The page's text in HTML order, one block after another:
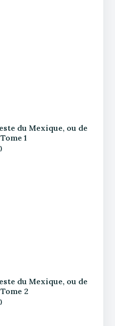
du Mexique, ou de
1
du Mexique, ou de
2